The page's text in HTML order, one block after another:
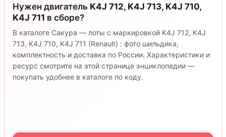
Нужен двигатель K4J 712, K4J 713, K4J 710,
K4J 711 в сборе?
В каталоге Сакура — лоты с маркировкой K4J 712, K4J
713, K4J 710, K4J 711 (Renault) : фото шильдика,
комплектность и доставка по России. Характеристики и
ресурс смотрите на этой странице энциклопедии —
покупать удобнее в каталоге по коду.